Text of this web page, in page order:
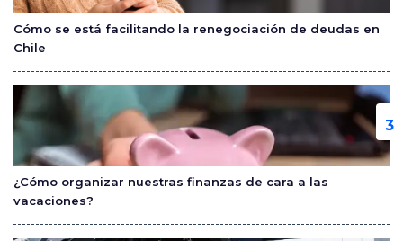
Cómo se está facilitando la renegociación de deudas en
Chile
¿Cómo organizar nuestras finanzas de cara a las
vacaciones?